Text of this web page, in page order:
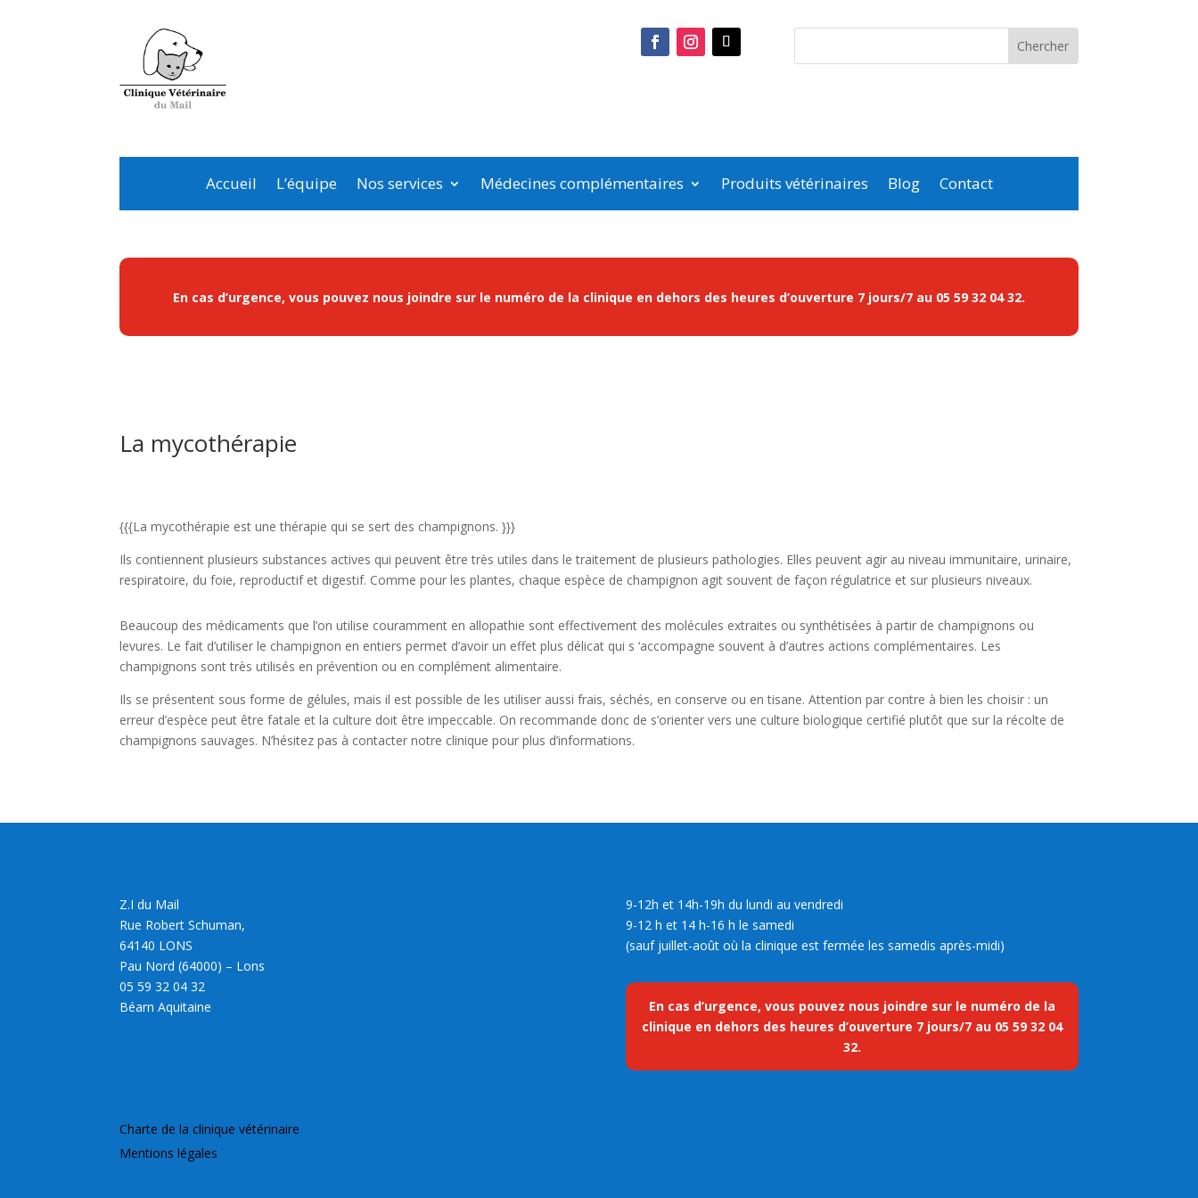
Accueil L’équipe Nos services Médecines complémentaires Produits vétérinaires Blog Contact
En cas d’urgence, vous pouvez nous joindre sur le numéro de la clinique en dehors des heures d’ouverture 7 jours/7 au 05 59 32 04 32.
La mycothérapie
{{{La mycothérapie est une thérapie qui se sert des champignons. }}}
Ils contiennent plusieurs substances actives qui peuvent être très utiles dans le traitement de plusieurs pathologies. Elles peuvent agir au niveau immunitaire, urinaire,
respiratoire, du foie, reproductif et digestif. Comme pour les plantes, chaque espèce de champignon agit souvent de façon régulatrice et sur plusieurs niveaux.
Beaucoup des médicaments que l’on utilise couramment en allopathie sont effectivement des molécules extraites ou synthétisées à partir de champignons ou
levures. Le fait d’utiliser le champignon en entiers permet d’avoir un effet plus délicat qui s ‘accompagne souvent à d’autres actions complémentaires. Les
champignons sont très utilisés en prévention ou en complément alimentaire.
Ils se présentent sous forme de gélules, mais il est possible de les utiliser aussi frais, séchés, en conserve ou en tisane. Attention par contre à bien les choisir : un
erreur d’espèce peut être fatale et la culture doit être impeccable. On recommande donc de s’orienter vers une culture biologique certifié plutôt que sur la récolte de
champignons sauvages. N’hésitez pas à contacter notre clinique pour plus d’informations.
Z.I du Mail
Rue Robert Schuman,
64140 LONS
Pau Nord (64000) – Lons
05 59 32 04 32
Béarn Aquitaine
9-12h et 14h-19h du lundi au vendredi
9-12 h et 14 h-16 h le samedi
(sauf juillet-août où la clinique est fermée les samedis après-midi)
En cas d’urgence, vous pouvez nous joindre sur le numéro de la
clinique en dehors des heures d’ouverture 7 jours/7 au 05 59 32 04
32.
Charte de la clinique vétérinaire
Mentions légales